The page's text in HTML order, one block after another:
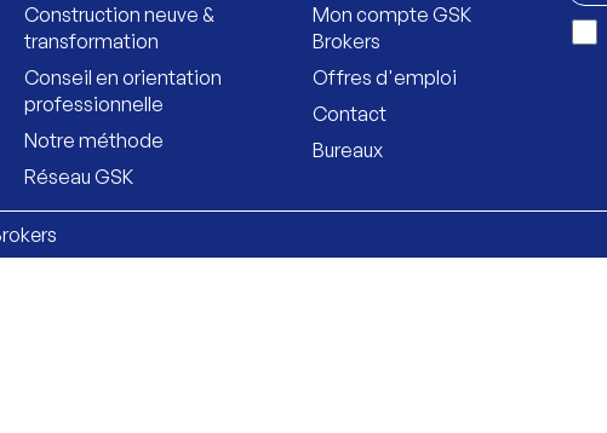
Construction neuve &
transformation
Conseil en orientation
professionnelle
Notre méthode
Réseau GSK
Mon compte GSK
Brokers
Offres d'emploi
Contact
Bureaux